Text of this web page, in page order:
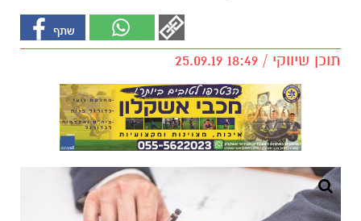
תוכן שיווקי / 18:49 25.09.19